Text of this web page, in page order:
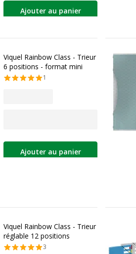
Ajouter au panier
Viquel Rainbow Class - Trieur
6 positions - format mini
1
Ajouter au panier
Viquel Rainbow Class - Trieur
réglable 12 positions
3